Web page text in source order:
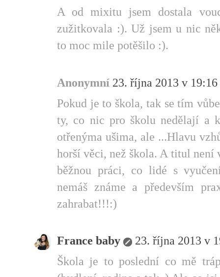
A od mixitu jsem dostala
zužitkovala :). Už jsem u nic
to moc mile potěšilo :).
Anonymní 23. října 2013 v 19:16
Pokud je to škola, tak se tím
ty, co nic pro školu nedělají a
otřenýma ušima, ale ...Hlavu
horší věci, než škola. A titul není
běžnou práci, co lidé s
nemáš známe a především
zahrabat!!!:)
France baby
23. října 2013 v
Škola je to poslední co mě